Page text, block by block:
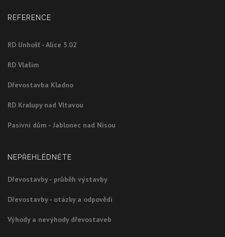
REFERENCE
RD Unhošť - Alice 5.02
RD Vlašim
Dřevostavba Kladno
RD Kralupy nad Vltavou
Pasivní dům - Jablonec nad Nisou
NEPŘEHLÉDNĚTE
Dřevostavby - průběh výstavby
Dřevostavby - otázky a odpovědi
Výhody a nevýhody dřevostaveb